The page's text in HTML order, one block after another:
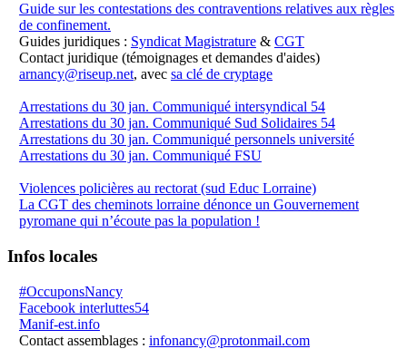
Guide sur les contestations des contraventions relatives aux règles
de confinement.
Guides juridiques : Syndicat Magistrature& CGT
Contact juridique (témoignages et demandes d'aides)
arnancy@riseup.net, avec sa clé de cryptage
Arrestations du 30 jan. Communiqué intersyndical 54
Arrestations du 30 jan. Communiqué Sud Solidaires 54
Arrestations du 30 jan. Communiqué personnels université
Arrestations du 30 jan. Communiqué FSU
Violences policières au rectorat (sud Educ Lorraine)
La CGT des cheminots lorraine dénonce un Gouvernement
pyromane qui n’écoute pas la population !
Infos locales
#OccuponsNancy
Facebook interluttes54
Manif-est.info
Contact assemblages : infonancy@protonmail.com